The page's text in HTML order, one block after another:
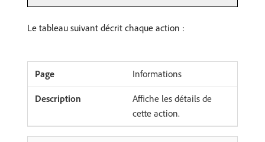
Le tableau suivant décrit chaque action :
Informations
Affiche les détails de
cette action.